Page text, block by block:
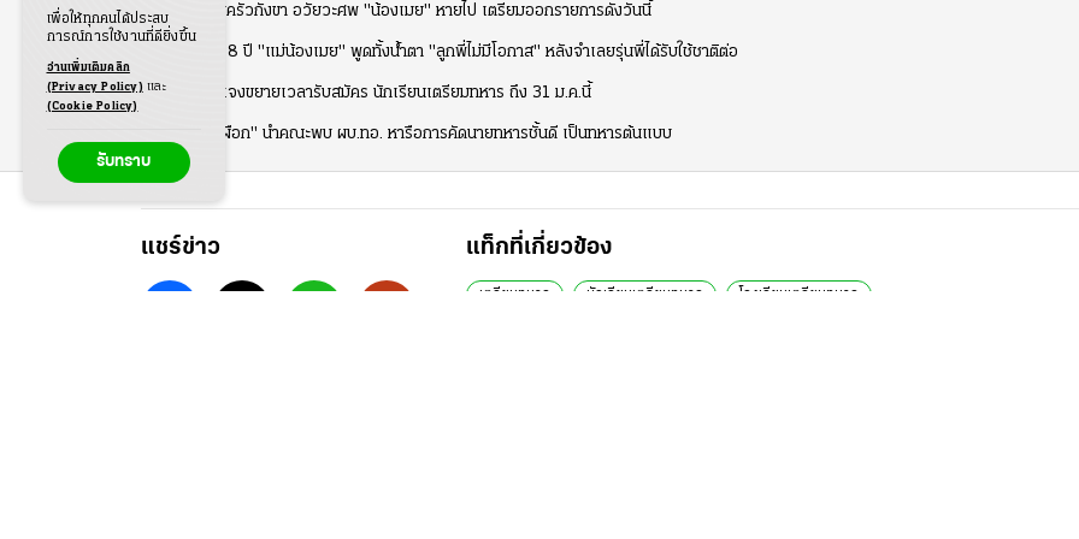
ครอบครัวกังขา อวัยวะศพ "น้องเมย" หายไป เตรียมออกรายการดังวันนี้
ช้ำมา 8 ปี "แม่น้องเมย" พูดทั้งน้ำตา "ลูกพี่ไม่มีโอกาส" หลังจำเลยรุ่นพี่ได้รับใช้ชาติต่อ
ทบ. แจงขยายเวลารับสมัคร นักเรียนเตรียมทหาร ถึง 31 ม.ค.นี้
"บิ๊กเผือก" นำคณะพบ ผบ.ทอ. หารือการคัดนายทหารชั้นดี เป็นทหารต้นแบบ
แชร์ข่าว แท็กที่เกี่ยวข้อง
เตรียมทหาร นักเรียนเตรียมทหาร โรงเรียนเตรียมทหาร
เพื่อให้ทุกคนได้ประสบ
การณ์การใช้งานที่ดียิ่งขึ้น
อ่านเพิ่มเติมคลิก
(Privacy Policy) และ
(Cookie Policy)
รับทราบ